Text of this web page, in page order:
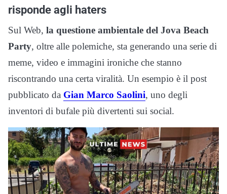
risponde agli haters
Sul Web, la questione ambientale del Jova Beach
Party, oltre alle polemiche, sta generando una serie di
meme, video e immagini ironiche che stanno
riscontrando una certa viralità. Un esempio è il post
pubblicato da Gian Marco Saolini, uno degli
inventori di bufale più divertenti sui social.